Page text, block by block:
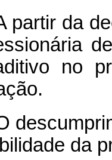
partir da
no
da